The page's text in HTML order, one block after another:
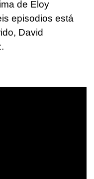
de Eloy
episodios está
David